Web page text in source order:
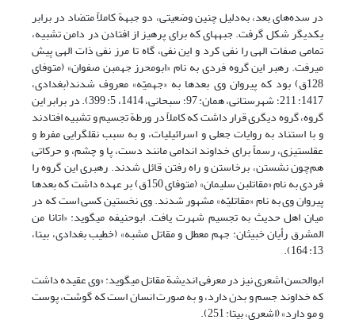
در سده‌های بعد، به‌دلیل چنین وضعیتی، دو جبهة کاملاً متضاد در برابر
یکدیگر شکل گرفت. جبهه‏ای که برای پرهیز از افتادن در دامن تشبیه،
تمامی صفات الهی را نفی ‏کرد و این نفی، گاه تا مرز نفی ذات الهی پیش
می‏رفت. رهبر این گروه فردی به نام «ابومحرز جهم‏بن صفوان» (متوفای
128ق) بود که پیروان وی بعدها به «جهمیّه» معروف شدند(بغدادی،
1417: 211؛ شهرستانی، همان: 97؛ سبحانی، 1414، 5: 399). در برابر این
گروه، گروه دیگری قرار داشت که کاملاً در ورطة تجسیم و تشبیه افتادند
و با استناد به روایات جعلی و اسرائیلیات، و به سبب نقل‏گرایی مفرط و
عقل‏ستیزی، رسماً برای خداوند اندامی مانند دست، پا و چشم، و حرکاتی
هم‌چون نشستن، برخاستن و راه رفتن قائل شدند. رهبری این گروه را
فردی به نام «مقاتل‏بن سلیمان» (متوفای 150ق) بر عهده داشت که بعدها
پیروان وی به نام «مقاتلیّه» مشهور شدند. وی نخستین کسی است که در
میان اهل حدیث به تجسیم شهرت یافت. ابوحنیفه می‏گوید: «اتانا من
المشرق رأیان خبیثان: جهم معطل و مقاتل مشبه» (خطیب بغدادی، بی‏تا،
13: 164).
ابوالحسن اشعری نیز در معرفی اندیشة مقاتل می‏گوید: «وی عقیده داشت
که خداوند جسم و بدن دارد، و به صورت انسان است که گوشت، پوست
و مو دارد» (اشعری، بی‏تا: 251).